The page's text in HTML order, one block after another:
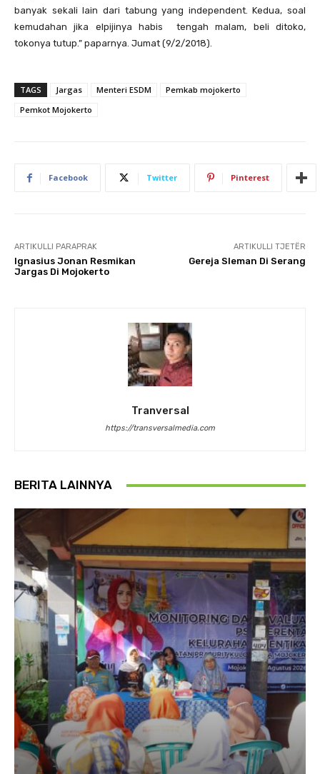
banyak sekali lain dari tabung yang independent. Kedua, soal
kemudahan jika elpijinya habis tengah malam, beli ditoko,
tokonya tutup.” paparnya. Jumat (9/2/2018).
TAGS Jargas Menteri ESDM
Pemkab mojokerto
Pemkot Mojokerto
Facebook Twitter Pinterest
ARTIKULLI PARAPRAK
Ignasius Jonan Resmikan
Jargas Di Mojokerto
ARTIKULLI TJETËR
Gereja Sleman Di Serang
Tranversal
https://transversalmedia.com
BERITA LAINNYA